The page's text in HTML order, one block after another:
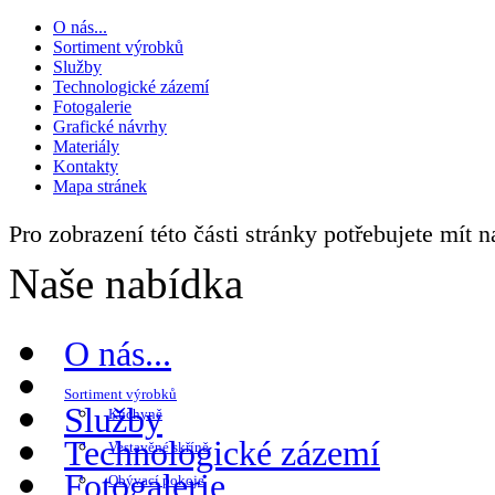
O nás...
Sortiment výrobků
Služby
Technologické zázemí
Fotogalerie
Grafické návrhy
Materiály
Kontakty
Mapa stránek
Pro zobrazení této části stránky potřebujete mít
Naše nabídka
O nás...
Sortiment výrobků
Kuchyně
Vestavěné skříně
Obývací pokoje
Služby
Technologické zázemí
Fotogalerie